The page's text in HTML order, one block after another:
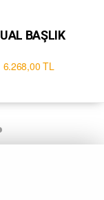
BAŞLIK
6.268,00 TL